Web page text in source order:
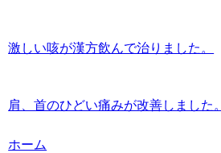
激しい咳が漢方飲んで治りました。
肩、首のひどい痛みが改善しました。
ホーム